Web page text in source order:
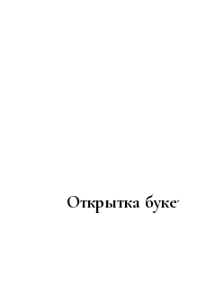
Открытка